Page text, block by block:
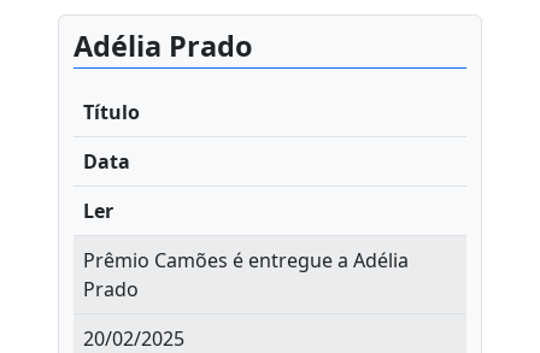
Adélia Prado
Título
Data
Ler
Prêmio Camões é entregue a Adélia
Prado
20/02/2025